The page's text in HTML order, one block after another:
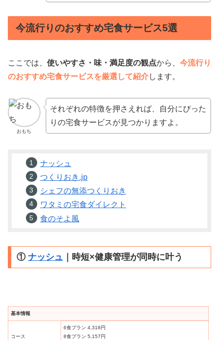
今流行りのおすすめ宅食サービス5選
ここでは、 使いやすさ・味・満足度の観点から、 今流行り
のおすすめ宅食サービスを厳選して紹介します。
おもち
それぞれの特徴を押さえれば、自分にぴった
りの宅食サービスが見つかりますよ。
ナッシュ
つくりおき.jp
シェフの無添つくりおき
ワタミの宅食ダイレクト
食のそよ風
① ナッシュ ｜時短×健康管理が同時に叶う
基本情報
コース
6食プラン 4,318円
8食プラン 5,157円